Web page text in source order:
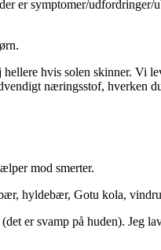
er symptomer/udfordringer/
hvis solen skinner. Vi
næringsstof, hverken
mod smerter.
hyldebær, Gotu kola,
er svamp på huden). Jeg